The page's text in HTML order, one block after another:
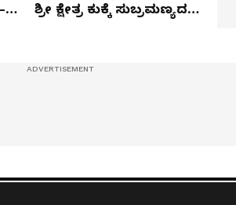
ಶ್ರೀ ಕ್ಷೇತ್ರ ಕುಕ್ಕೆ ಸುಬ್ರಮಣ್ಯದ